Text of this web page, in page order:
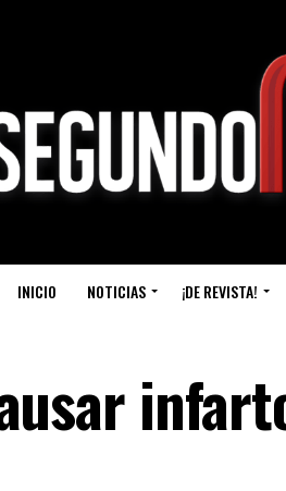
INICIO NOTICIAS ¡DE REVISTA!